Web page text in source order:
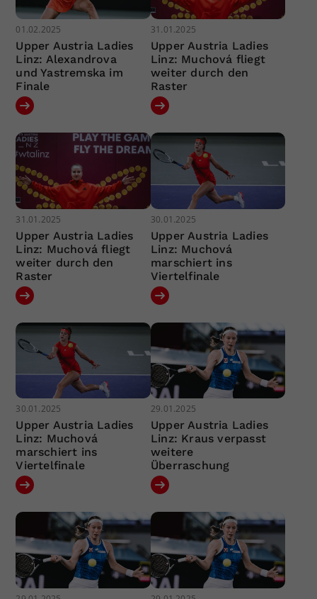
01.02.2025
Upper Austria Ladies
Linz: Alexandrova
und Yastremska im
Finale
31.01.2025
Upper Austria Ladies
Linz: Muchová fliegt
weiter durch den
Raster
31.01.2025
Upper Austria Ladies
Linz: Muchová fliegt
weiter durch den
Raster
30.01.2025
Upper Austria Ladies
Linz: Muchová
marschiert ins
Viertelfinale
30.01.2025
Upper Austria Ladies
Linz: Muchová
marschiert ins
Viertelfinale
29.01.2025
Upper Austria Ladies
Linz: Kraus verpasst
weitere
Überraschung